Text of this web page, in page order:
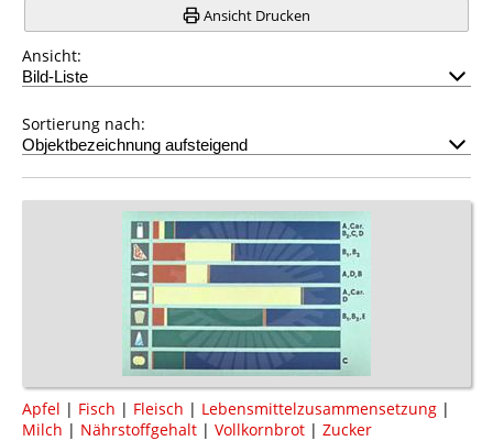
Ansicht Drucken
Ansicht:
Sortierung nach:
Apfel | Fisch | Fleisch | Lebensmittelzusammensetzung |
Milch | Nährstoffgehalt | Vollkornbrot | Zucker